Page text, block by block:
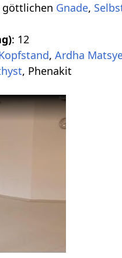
göttlichen Gnade,
: 12
,Ardha
, Phenakit